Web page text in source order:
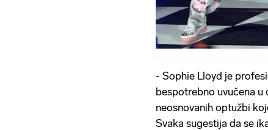
- Sophie Lloyd je
bespotrebno uvučena u
neosnovanih optužbi
Svaka sugestija da se